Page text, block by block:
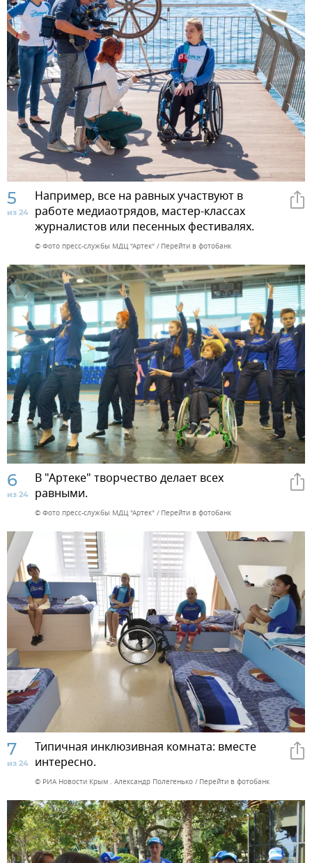
5
из 24
Например, все на равных участвуют в
работе медиаотрядов, мастер-классах
журналистов или песенных фестивалях.
© Фото пресс-службы МДЦ "Артек" Перейти в фотобанк
6
из 24
В "Артеке" творчество делает всех
равными.
© Фото пресс-службы МДЦ "Артек" Перейти в фотобанк
7
из 24
Типичная инклюзивная комната: вместе
интересно.
© РИА Новости Крым . Александр Полегенько Перейти в фотобанк